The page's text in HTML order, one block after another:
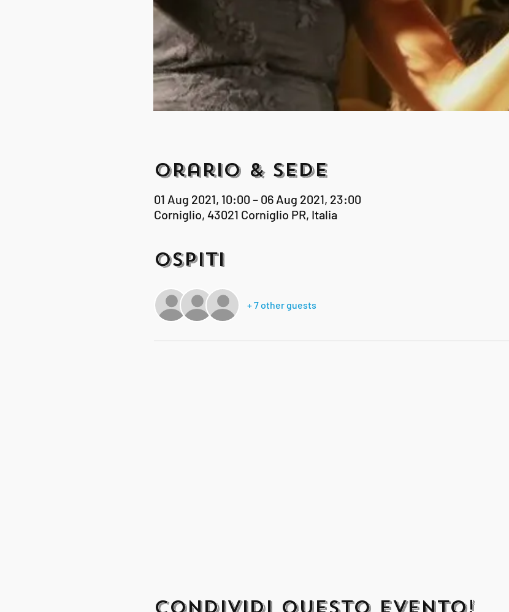
Orario & Sede
01 Aug 2021, 10:00 – 06 Aug 2021, 23:00
Corniglio, 43021 Corniglio PR, Italia
Ospiti
+ 7 other guests